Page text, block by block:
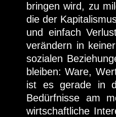
bringen wird, zu
die der
und einfach
verändern in
sozialen
bleiben: Ware,
ist es gerade in
Bedürfnisse am
wirtschaftliche